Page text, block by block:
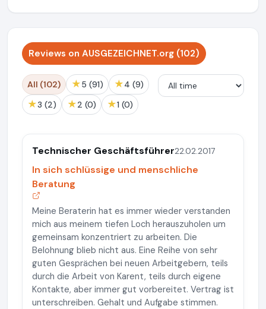
Reviews on AUSGEZEICHNET.org (102)
All (102) ★ 5 (91) ★ 4 (9)
★ 3 (2) ★ 2 (0) ★ 1 (0)
Technischer Geschäftsführer22.02.2017
In sich schlüssige und menschliche
Beratung
Meine Beraterin hat es immer wieder verstanden
mich aus meinem tiefen Loch herauszuholen um
gemeinsam konzentriert zu arbeiten. Die
Belohnung blieb nicht aus. Eine Reihe von sehr
guten Gesprächen bei neuen Arbeitgebern, teils
durch die Arbeit von Karent, teils durch eigene
Kontakte, aber immer gut vorbereitet. Vertrag ist
unterschreiben. Gehalt und Aufgabe stimmen.